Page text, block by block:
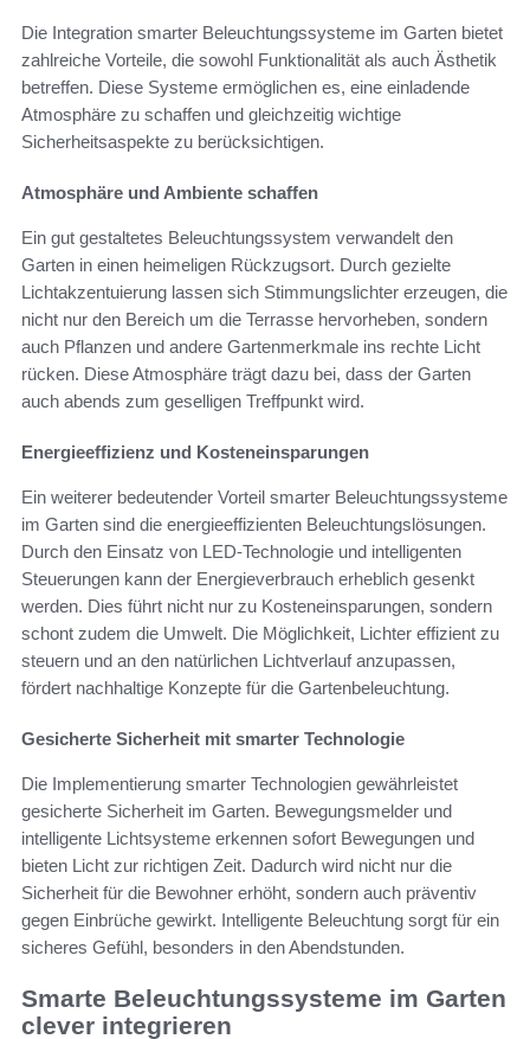
Die Integration smarter Beleuchtungssysteme im Garten bietet
zahlreiche Vorteile, die sowohl Funktionalität als auch Ästhetik
betreffen. Diese Systeme ermöglichen es, eine einladende
Atmosphäre zu schaffen und gleichzeitig wichtige
Sicherheitsaspekte zu berücksichtigen.
Atmosphäre und Ambiente schaffen
Ein gut gestaltetes Beleuchtungssystem verwandelt den
Garten in einen heimeligen Rückzugsort. Durch gezielte
Lichtakzentuierung lassen sich Stimmungslichter erzeugen, die
nicht nur den Bereich um die Terrasse hervorheben, sondern
auch Pflanzen und andere Gartenmerkmale ins rechte Licht
rücken. Diese Atmosphäre trägt dazu bei, dass der Garten
auch abends zum geselligen Treffpunkt wird.
Energieeffizienz und Kosteneinsparungen
Ein weiterer bedeutender Vorteil smarter Beleuchtungssysteme
im Garten sind die energieeffizienten Beleuchtungslösungen.
Durch den Einsatz von LED-Technologie und intelligenten
Steuerungen kann der Energieverbrauch erheblich gesenkt
werden. Dies führt nicht nur zu Kosteneinsparungen, sondern
schont zudem die Umwelt. Die Möglichkeit, Lichter effizient zu
steuern und an den natürlichen Lichtverlauf anzupassen,
fördert nachhaltige Konzepte für die Gartenbeleuchtung.
Gesicherte Sicherheit mit smarter Technologie
Die Implementierung smarter Technologien gewährleistet
gesicherte Sicherheit im Garten. Bewegungsmelder und
intelligente Lichtsysteme erkennen sofort Bewegungen und
bieten Licht zur richtigen Zeit. Dadurch wird nicht nur die
Sicherheit für die Bewohner erhöht, sondern auch präventiv
gegen Einbrüche gewirkt. Intelligente Beleuchtung sorgt für ein
sicheres Gefühl, besonders in den Abendstunden.
Smarte Beleuchtungssysteme im Garten
clever integrieren